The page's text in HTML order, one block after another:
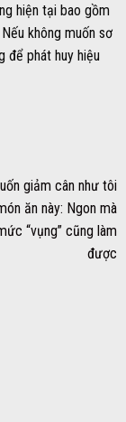
hiện tại bao gồm
không muốn sơ
để phát huy hiệu
giảm cân như tôi
ăn này: Ngon mà
“vụng” cũng làm
được